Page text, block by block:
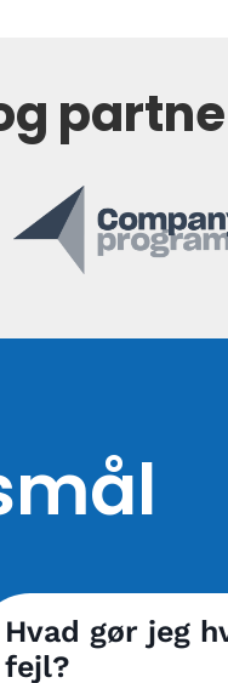
Hvad gør jeg
fejl?